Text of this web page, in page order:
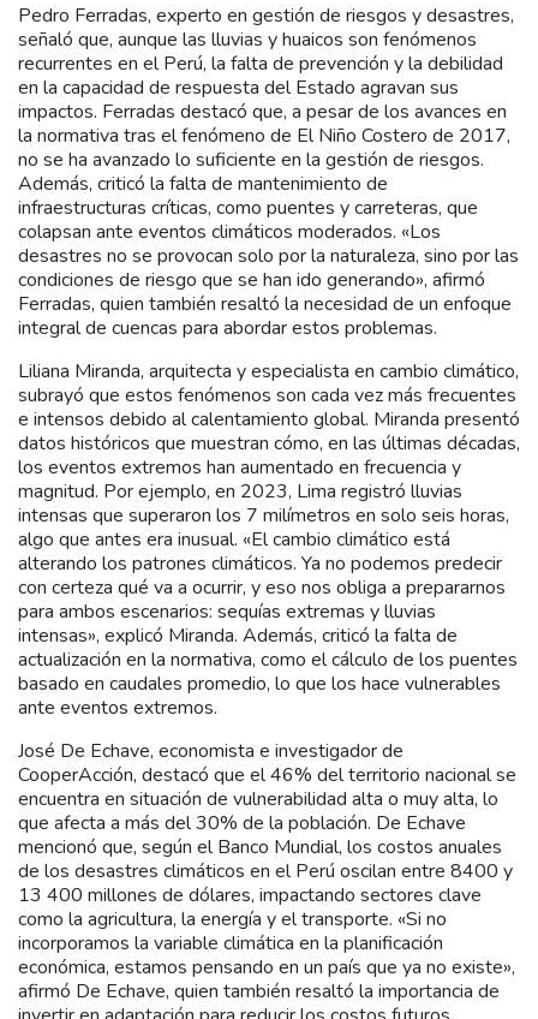
Pedro Ferradas, experto en gestión de riesgos y desastres,
señaló que, aunque las lluvias y huaicos son fenómenos
recurrentes en el Perú, la falta de prevención y la debilidad
en la capacidad de respuesta del Estado agravan sus
impactos. Ferradas destacó que, a pesar de los avances en
la normativa tras el fenómeno de El Niño Costero de 2017,
no se ha avanzado lo suficiente en la gestión de riesgos.
Además, criticó la falta de mantenimiento de
infraestructuras críticas, como puentes y carreteras, que
colapsan ante eventos climáticos moderados. «Los
desastres no se provocan solo por la naturaleza, sino por las
condiciones de riesgo que se han ido generando», afirmó
Ferradas, quien también resaltó la necesidad de un enfoque
integral de cuencas para abordar estos problemas.
Liliana Miranda, arquitecta y especialista en cambio climático,
subrayó que estos fenómenos son cada vez más frecuentes
e intensos debido al calentamiento global. Miranda presentó
datos históricos que muestran cómo, en las últimas décadas,
los eventos extremos han aumentado en frecuencia y
magnitud. Por ejemplo, en 2023, Lima registró lluvias
intensas que superaron los 7 milímetros en solo seis horas,
algo que antes era inusual. «El cambio climático está
alterando los patrones climáticos. Ya no podemos predecir
con certeza qué va a ocurrir, y eso nos obliga a prepararnos
para ambos escenarios: sequías extremas y lluvias
intensas», explicó Miranda. Además, criticó la falta de
actualización en la normativa, como el cálculo de los puentes
basado en caudales promedio, lo que los hace vulnerables
ante eventos extremos.
José De Echave, economista e investigador de
CooperAcción, destacó que el 46% del territorio nacional se
encuentra en situación de vulnerabilidad alta o muy alta, lo
que afecta a más del 30% de la población. De Echave
mencionó que, según el Banco Mundial, los costos anuales
de los desastres climáticos en el Perú oscilan entre 8400 y
13 400 millones de dólares, impactando sectores clave
como la agricultura, la energía y el transporte. «Si no
incorporamos la variable climática en la planificación
económica, estamos pensando en un país que ya no existe»,
afirmó De Echave, quien también resaltó la importancia de